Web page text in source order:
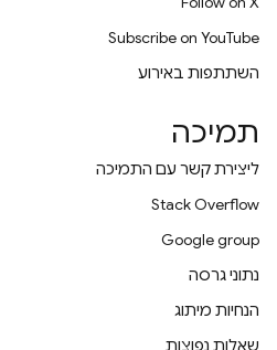
Subscribe on YouTube
השתתפות באירוע
תמיכה
ליצירת קשר עם התמיכה
Stack Overflow
Google group
נתוני גרסה
הנחיות מיתוג
שאלות נפוצות